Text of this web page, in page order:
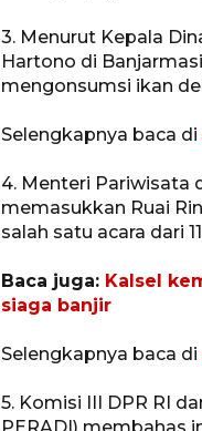
3. Menurut Kepala
Hartono di
mengonsumsi ikan
Selengkapnya baca di
4. Menteri Pariwisata
memasukkan Ruai
salah satu acara dari
Baca juga: Kalsel
siaga banjir
Selengkapnya baca di
5. Komisi III DPR RI
PERADI) membahas